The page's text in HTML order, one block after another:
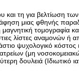
τη για βελτίωση
μιας φθηνής
μαγνητική
λίστες αναμονών ή
ψυχολογικό
(μη
δουλειά (Ιδιωτικό